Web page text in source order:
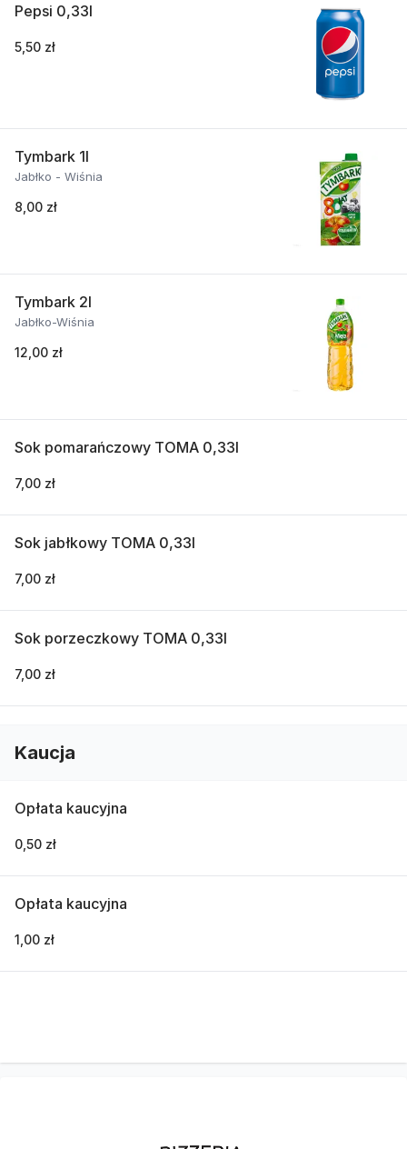
Pepsi 0,33l
5,50 zł
Tymbark 1l
Jabłko - Wiśnia
8,00 zł
Tymbark 2l
Jabłko-Wiśnia
12,00 zł
Sok pomarańczowy TOMA 0,33l
7,00 zł
Sok jabłkowy TOMA 0,33l
7,00 zł
Sok porzeczkowy TOMA 0,33l
7,00 zł
Kaucja
Opłata kaucyjna
0,50 zł
Opłata kaucyjna
1,00 zł